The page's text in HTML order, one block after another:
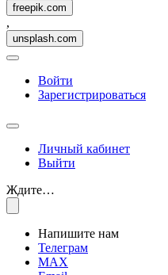
freepik.com
,
unsplash.com
Войти
Зарегистрироваться
Личный кабинет
Выйти
Ждите…
Напишите нам
Телеграм
MAX